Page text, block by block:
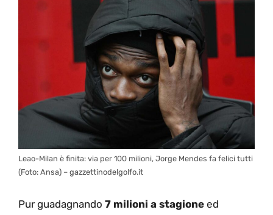
Leao-Milan è finita: via per 100 milioni, Jorge Mendes fa felici tutti
(Foto: Ansa) – gazzettinodelgolfo.it
Pur guadagnando 7 milioni a stagione ed